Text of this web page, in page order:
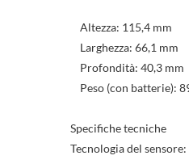
Altezza: 115,4 mm
Larghezza: 66,1 mm
Profondità: 40,3 mm
Peso (con batterie):
Specifiche tecniche
Tecnologia del